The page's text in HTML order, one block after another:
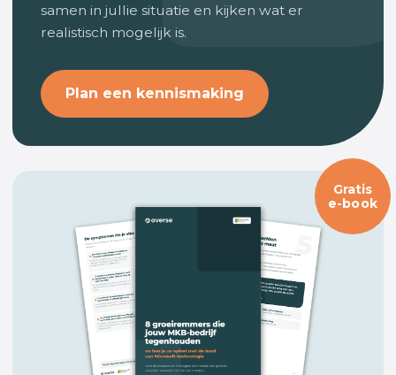
samen in jullie situatie en kijken wat er
realistisch mogelijk is.
Plan een kennismaking
Gratis
e-book